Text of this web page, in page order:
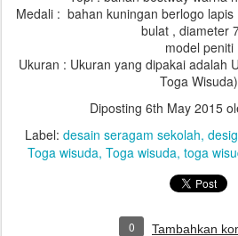
Medali : bahan kuningan berlogo lapis
bulat , diameter
model peniti
Ukuran : Ukuran yang dipakai adalah
Toga Wisuda)
Diposting 6th May 2015
Label: desain seragam sekolah
Toga wisuda Toga wisuda toga
0 Tambahkan